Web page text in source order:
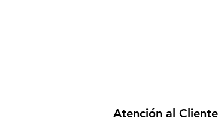
Atención al Cliente